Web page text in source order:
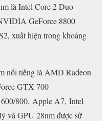
là Intel Core 2 Duo
GeForce 8800
xuất hiện trong khoảng
nổi tiếng là AMD Radeon
GTX 700
600/800, Apple A7, Intel
và GPU 28nm được sử